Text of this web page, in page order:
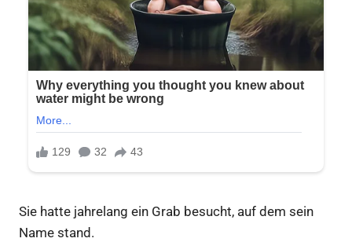
Sie hatte jahrelang ein Grab besucht, auf dem sein
Name stand.